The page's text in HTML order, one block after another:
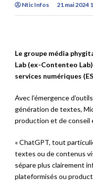
Ntic Infos 21 mai 2024
Le groupe média
Lab (ex-Contenteo
services numériques
Avec l’émergence
génération de textes,
production et de conseil
« ChatGPT, tout
textes ou de contenus
sépare plus clairement
plateformisés ou